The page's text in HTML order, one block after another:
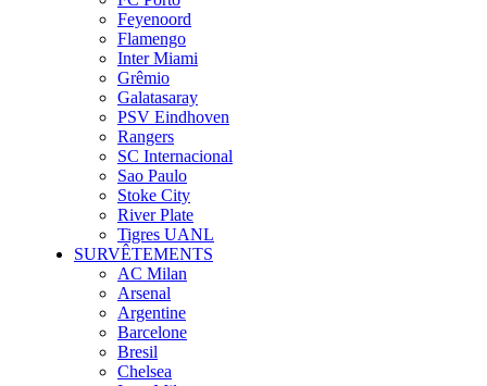
Feyenoord
Flamengo
Inter Miami
Grêmio
Galatasaray
PSV Eindhoven
Rangers
SC Internacional
Sao Paulo
Stoke City
River Plate
Tigres UANL
SURVÊTEMENTS
AC Milan
Arsenal
Argentine
Barcelone
Bresil
Chelsea